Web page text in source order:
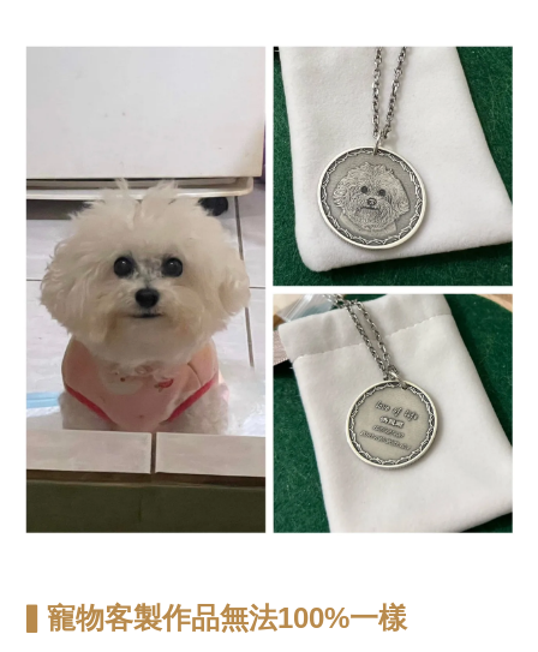
▍寵物客製作品無法100%一樣